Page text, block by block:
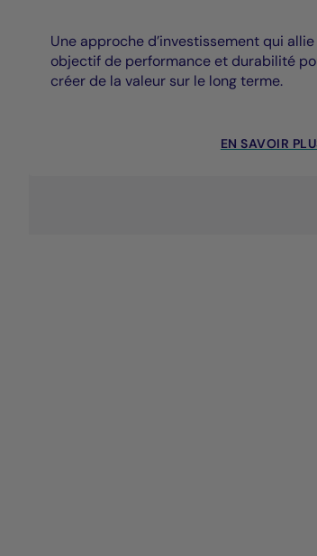
Une approche d’investissement qui allie
objectif de performance et durabilité
créer de la valeur sur le long terme.
EN SAVOIR